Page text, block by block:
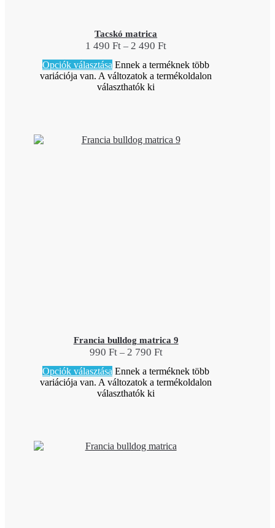
Tacskó matrica
1 490Ft – 2 490Ft
Opciók választása Ennek a terméknek több
variációja van. A változatok a termékoldalon
választhatók ki
Francia bulldog matrica 9
990 Ft– 2 790 Ft
Opciók választása Ennek a terméknek több
variációja van. A változatok a termékoldalon
választhatók ki